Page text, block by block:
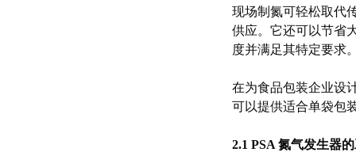
现场制氮可轻松取代
供应。它还可以节省
度并满足其特定要求
在为食品包装企业设
可以提供适合单袋包
2.1 PSA 氮气发生器